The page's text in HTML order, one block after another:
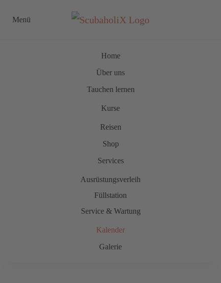
Menü
Home
Über uns
Tauchen lernen
Kurse
Reisen
Shop
Services
Ausrüstungsverleih
Füllstation
Service & Wartung
Kalender
Galerie